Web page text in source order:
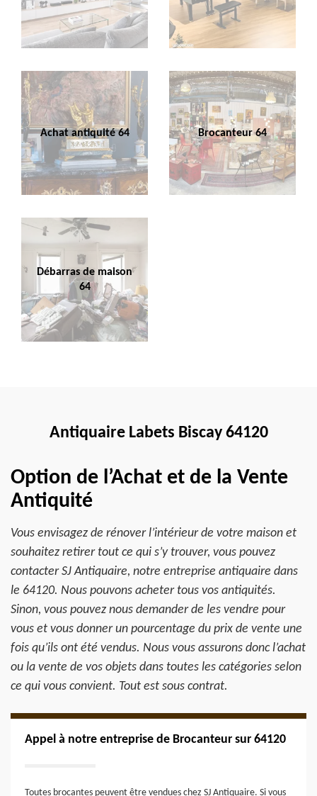
Achat antiquité 64 Brocanteur 64
Débarras de maison
64
Antiquaire Labets Biscay 64120
Option de l’Achat et de la Vente
Antiquité
Vous envisagez de rénover l’intérieur de votre maison et
souhaitez retirer tout ce qui s’y trouver, vous pouvez
contacter SJ Antiquaire, notre entreprise antiquaire dans
le 64120. Nous pouvons acheter tous vos antiquités.
Sinon, vous pouvez nous demander de les vendre pour
vous et vous donner un pourcentage du prix de vente une
fois qu’ils ont été vendus. Nous vous assurons donc l’achat
ou la vente de vos objets dans toutes les catégories selon
ce qui vous convient. Tout est sous contrat.
Appel à notre entreprise de Brocanteur sur 64120
Toutes brocantes peuvent être vendues chez SJ Antiquaire. Si vous